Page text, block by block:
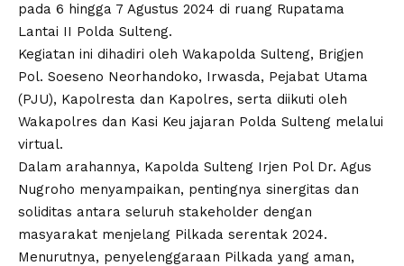
pada 6 hingga 7 Agustus 2024 di ruang Rupatama
Lantai II Polda Sulteng.
Kegiatan ini dihadiri oleh Wakapolda Sulteng, Brigjen
Pol. Soeseno Neorhandoko, Irwasda, Pejabat Utama
(PJU), Kapolresta dan Kapolres, serta diikuti oleh
Wakapolres dan Kasi Keu jajaran Polda Sulteng melalui
virtual.
Dalam arahannya, Kapolda Sulteng Irjen Pol Dr. Agus
Nugroho menyampaikan, pentingnya sinergitas dan
soliditas antara seluruh stakeholder dengan
masyarakat menjelang Pilkada serentak 2024.
Menurutnya, penyelenggaraan Pilkada yang aman,